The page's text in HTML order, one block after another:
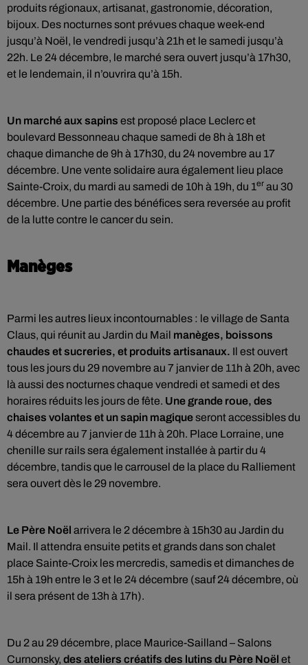
produits régionaux, artisanat, gastronomie, décoration,
bijoux. Des nocturnes sont prévues chaque week-end
jusqu’à Noël, le vendredi jusqu’à 21h et le samedi jusqu’à
22h. Le 24 décembre, le marché sera ouvert jusqu’à 17h30,
et le lendemain, il n’ouvrira qu’à 15h.
Un marché aux sapins est proposé place Leclerc et
boulevard Bessonneau chaque samedi de 8h à 18h et
chaque dimanche de 9h à 17h30, du 24 novembre au 17
décembre. Une vente solidaire aura également lieu place
Sainte-Croix, du mardi au samedi de 10h à 19h, du 1er au 30
décembre. Une partie des bénéfices sera reversée au profit
de la lutte contre le cancer du sein.
Manèges
Parmi les autres lieux incontournables : le village de Santa
Claus, qui réunit au Jardin du Mail manèges, boissons
chaudes et sucreries, et produits artisanaux. Il est ouvert
tous les jours du 29 novembre au 7 janvier de 11h à 20h, avec
là aussi des nocturnes chaque vendredi et samedi et des
horaires réduits les jours de fête. Une grande roue, des
chaises volantes et un sapin magiqueseront accessibles du
4 décembre au 7 janvier de 11h à 20h. Place Lorraine, une
chenille sur rails sera également installée à partir du 4
décembre, tandis que le carrousel de la place du Ralliement
sera ouvert dès le 29 novembre.
Le Père Noël arrivera le 2 décembre à 15h30 au Jardin du
Mail. Il attendra ensuite petits et grands dans son chalet
place Sainte-Croix les mercredis, samedis et dimanches de
15h à 19h entre le 3 et le 24 décembre (sauf 24 décembre, où
il sera présent de 13h à 17h).
Du 2 au 29 décembre, place Maurice-Sailland – Salons
Curnonsky, des ateliers créatifs des lutins du Père Noël et